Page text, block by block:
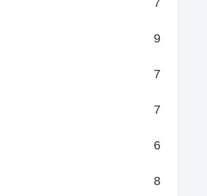
9
7
7
6
8